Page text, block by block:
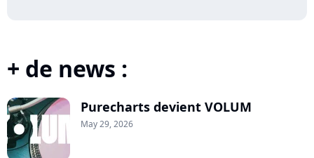
+ de news :
Purecharts devient VOLUM
May 29, 2026